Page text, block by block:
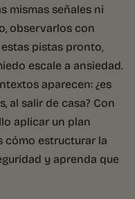
mismas señales ni
observarlos con
pistas pronto,
escale a ansiedad.
aparecen: ¿es
al salir de casa? Con
aplicar un plan
cómo estructurar la
y aprenda que